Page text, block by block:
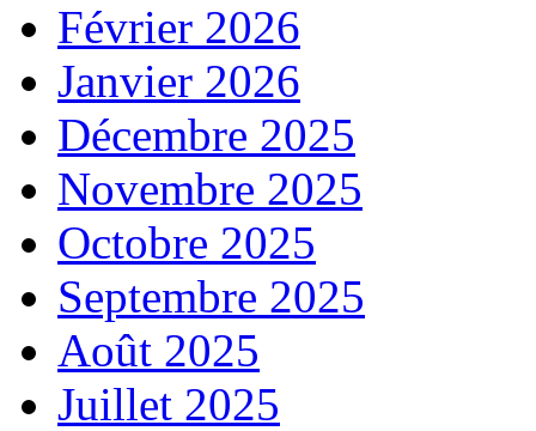
Février 2026
Janvier 2026
Décembre 2025
Novembre 2025
Octobre 2025
Septembre 2025
Août 2025
Juillet 2025